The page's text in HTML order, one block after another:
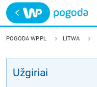
Trwa ładowanie
POLSKA
POGODA WP.PL LITWA